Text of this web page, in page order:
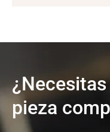
pieza